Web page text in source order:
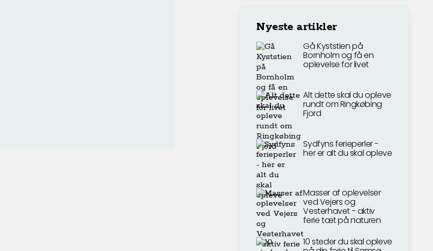
Nyeste artikler
Gå Kyststien på
Bornholm og få en
oplevelse for livet
Alt dette skal du opleve
rundt om Ringkøbing
Fjord
Sydfyns ferieperler -
her er alt du skal opleve
Masser af oplevelser
ved Vejers og
Vesterhavet - aktiv
ferie tæt på naturen
10 steder du skal opleve